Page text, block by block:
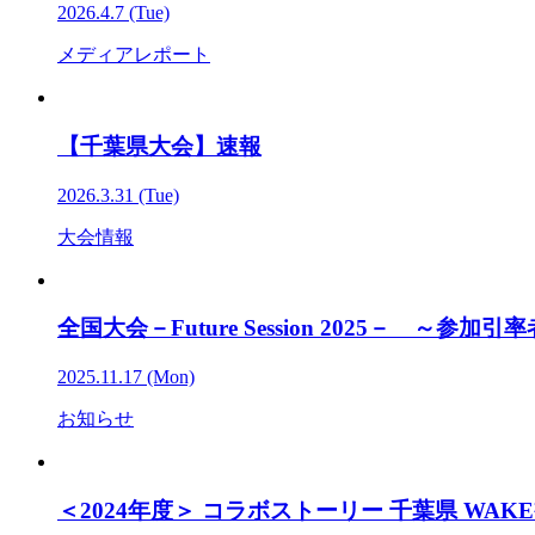
2026.4.7 (Tue)
メディアレポート
【千葉県大会】速報
2026.3.31 (Tue)
大会情報
全国大会－Future Session 2025－ ～参加引率
2025.11.17 (Mon)
お知らせ
＜2024年度＞ コラボストーリー 千葉県